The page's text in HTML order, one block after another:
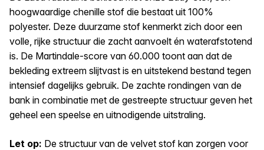
hoogwaardige chenille stof die bestaat uit 100%
polyester. Deze duurzame stof kenmerkt zich door een
volle, rijke structuur die zacht aanvoelt én waterafstotend
is. De Martindale-score van 60.000 toont aan dat de
bekleding extreem slijtvast is en uitstekend bestand tegen
intensief dagelijks gebruik. De zachte rondingen van de
bank in combinatie met de gestreepte structuur geven het
geheel een speelse en uitnodigende uitstraling.
Let op: De structuur van de velvet stof kan zorgen voor